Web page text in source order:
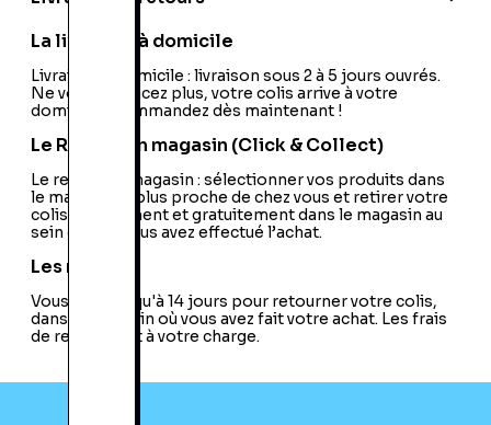
Nom de l'éditeur:Cauldron
Nationalité:France
Code EAN:
11300333492
La livraison à domicile
Livraison à domicile : livraison sous 2 à 5 jours ouvrés.
Ne vous déplacez plus, votre colis arrive à votre
domicile ! Commandez dès maintenant !
Le Retrait en magasin (Click & Collect)
Le retrait en magasin : sélectionner vos produits dans
le magasin le plus proche de chez vous et retirer votre
colis directement et gratuitement dans le magasin au
sein duquel vous avez effectué l’achat.
Les retours
Vous avez jusqu'à 14 jours pour retourner votre colis,
dans le magasin où vous avez fait votre achat. Les frais
de retour sont à votre charge.